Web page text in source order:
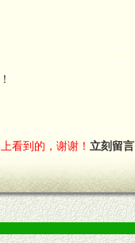
解决。
，与您共商启动市场。
送服务。
看到的，谢谢！ 立刻留言